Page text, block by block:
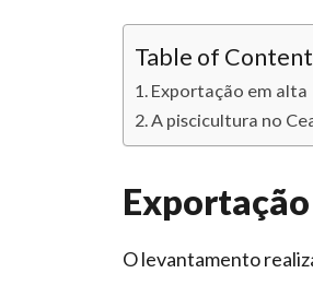
Table of
Exportação em alta
A piscicultura no
O levantamento